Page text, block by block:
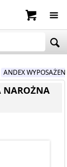
ANDEX
NAROŻNA